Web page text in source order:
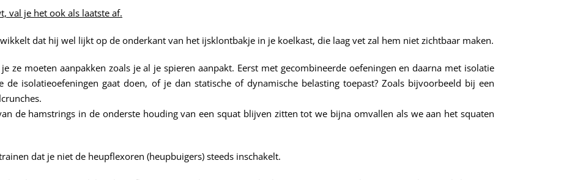
val je het ook als laatste af.
dat hij wel lijkt op de onderkant van het ijsklontbakje in je koelkast, die laag vet zal hem niet zichtbaar maken.
ze moeten aanpakken zoals je al je spieren aanpakt. Eerst met gecombineerde oefeningen en daarna met isolatie
de isolatieoefeningen gaat doen, of je dan statische of dynamische belasting toepast? Zoals bijvoorbeeld bij een
de hamstrings in de onderste houding van een squat blijven zitten tot we bijna omvallen als we aan het squaten
dat je niet de heupflexoren (heupbuigers) steeds inschakelt.